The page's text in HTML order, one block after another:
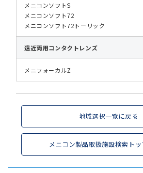
メニコンソフトS
メニコンソフト72
メニコンソフト72トーリック
遠近両用コンタクトレンズ
メニフォーカルZ
地域選択一覧に戻る
メニコン製品取扱施設検索トッ